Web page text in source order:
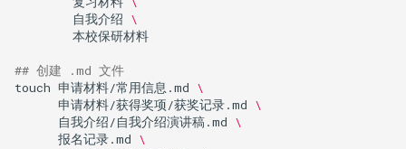
自我介绍 \
本校保研材料
## 创建 .md 文件
touch 申请材料/常用信息.md \
申请材料/获得奖项/获奖记录.md \
自我介绍/自我介绍演讲稿.md \
报名记录.md \